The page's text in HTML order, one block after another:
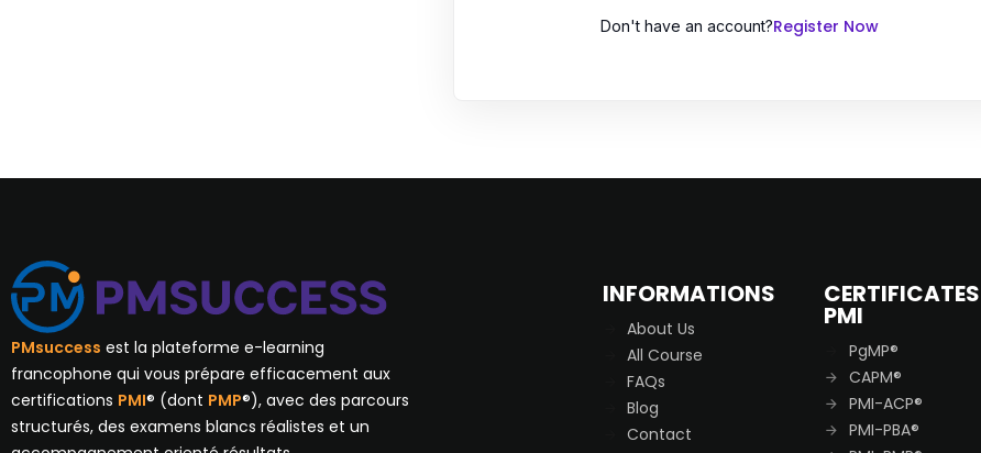
Don't have an account?Register Now
PMsuccess est la plateforme e-learning
francophone qui vous prépare efficacement aux
certifications PMI® (dont PMP®), avec des parcours
structurés, des examens blancs réalistes et un
INFORMATIONS
About Us
All Course
FAQs
Blog
Contact
CERTIFICATES
PMI
PgMP®
CAPM®
PMI-ACP®
PMI-PBA®
Remember me Lost your password?